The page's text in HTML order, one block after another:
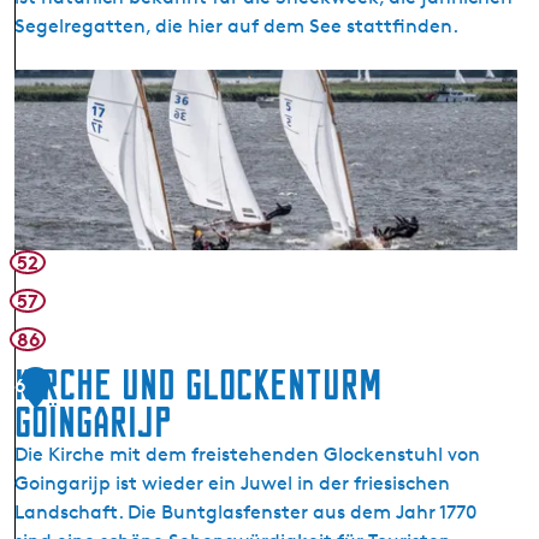
r
m
D
o
r
f
L
e
n
t
e
n
i
j
T
e
r
h
e
r
n
e
Segelregatten, die hier auf dem See stattfinden.
S
n
e
e
k
e
r
m
e
e
r
52
57
86
6
Kirche und Glockenturm
Goïngarijp
Die Kirche mit dem freistehenden Glockenstuhl von
Goingarijp ist wieder ein Juwel in der friesischen
Landschaft. Die Buntglasfenster aus dem Jahr 1770